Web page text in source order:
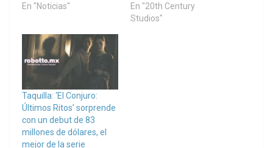
En "Noticias"
En "20th Century
Studios"
Taquilla: ‘El Conjuro:
Últimos Ritos’ sorprende
con un debut de 83
millones de dólares, el
mejor de la serie